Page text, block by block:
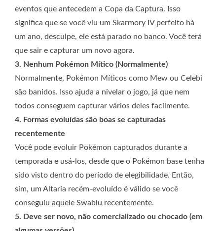
eventos que antecedem a Copa da Captura. Isso
significa que se você viu um Skarmory IV perfeito há
um ano, desculpe, ele está parado no banco. Você terá
que sair e capturar um novo agora.
3. Nenhum Pokémon Mítico (Normalmente)
Normalmente, Pokémon Míticos como Mew ou Celebi
são banidos. Isso ajuda a nivelar o jogo, já que nem
todos conseguem capturar vários deles facilmente.
4. Formas evoluídas são boas se capturadas
recentemente
Você pode evoluir Pokémon capturados durante a
temporada e usá-los, desde que o Pokémon base tenha
sido visto dentro do período de elegibilidade. Então,
sim, um Altaria recém-evoluído é válido se você
conseguiu aquele Swablu recentemente.
5. Deve ser novo, não comercializado ou chocado (em